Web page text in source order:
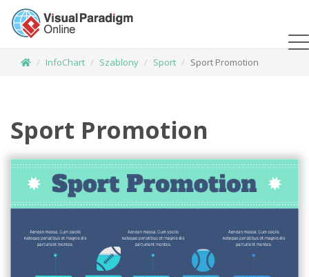
InfoChart Szablony Sport Sport Promotion
Sport Promotion